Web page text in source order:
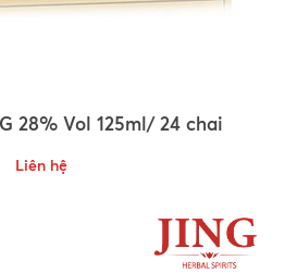
28% Vol 125ml/ 24 chai
Liên hệ